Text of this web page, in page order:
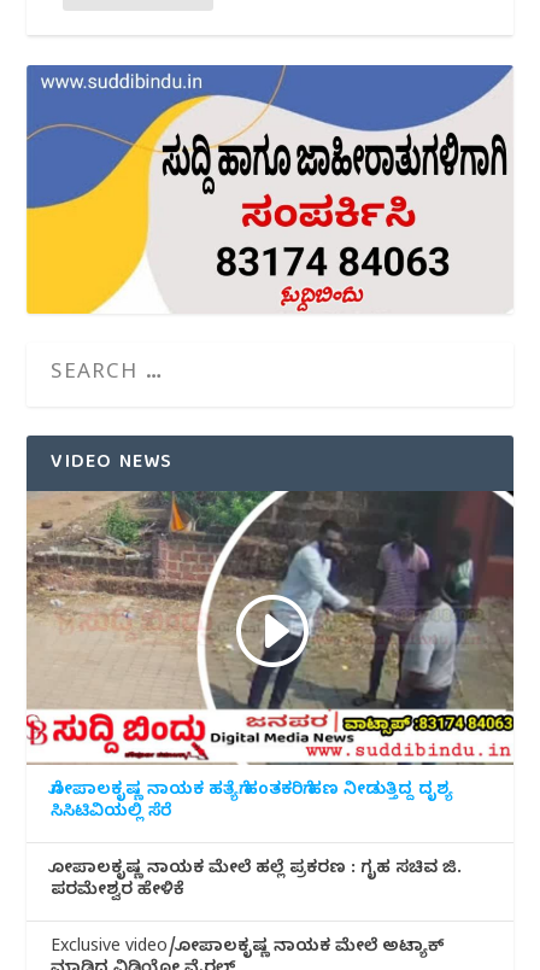
VIDEO NEWS
ಗೋಪಾಲಕೃಷ್ಣ ನಾಯಕ ಹತ್ಯೆಗೆ ಹಂತಕರಿಗೆ ಹಣ ನೀಡುತ್ತಿದ್ದ ದೃಶ್ಯ
ಸಿಸಿಟಿವಿಯಲ್ಲಿ ಸೆರೆ
ಗೋಪಾಲಕೃಷ್ಣ ನಾಯಕ ಮೇಲೆ ಹಲ್ಲೆ ಪ್ರಕರಣ : ಗೃಹ ಸಚಿವ ಜಿ.
ಪರಮೇಶ್ವರ ಹೇಳಿಕೆ
Exclusive video/ಗೋಪಾಲಕೃಷ್ಣ ನಾಯಕ ಮೇಲೆ ಅಟ್ಯಾಕ್